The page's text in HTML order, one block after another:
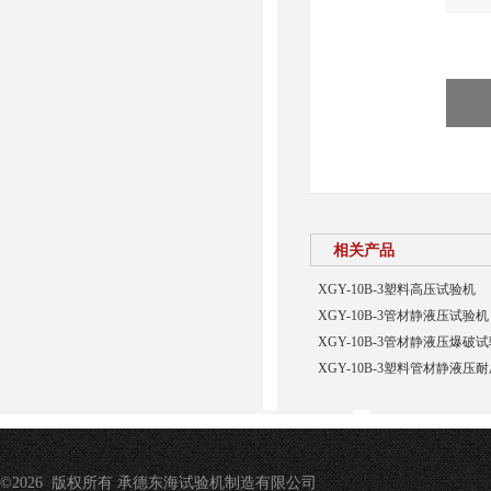
相关产品
XGY-10B-3塑料高压试验机
XGY-10B-3管材静液压试验机
XGY-10B-3管材静液压爆破
XGY-10B-3塑料管材静液压
©2026 版权所有 承德东海试验机制造有限公司